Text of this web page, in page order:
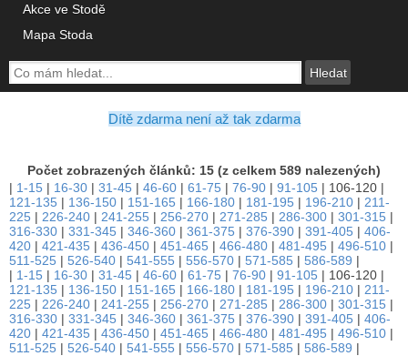
Akce ve Stodě
Mapa Stoda
Dítě zdarma není až tak zdarma
Počet zobrazených článků: 15 (z celkem 589 nalezených)
| 1-15 | 16-30 | 31-45 | 46-60 | 61-75 | 76-90 | 91-105 | 106-120 |
121-135 | 136-150 | 151-165 | 166-180 | 181-195 | 196-210 | 211-
225 | 226-240 | 241-255 | 256-270 | 271-285 | 286-300 | 301-315 |
316-330 | 331-345 | 346-360 | 361-375 | 376-390 | 391-405 | 406-
420 | 421-435 | 436-450 | 451-465 | 466-480 | 481-495 | 496-510 |
511-525 | 526-540 | 541-555 | 556-570 | 571-585 | 586-589 |
| 1-15 | 16-30 | 31-45 | 46-60 | 61-75 | 76-90 | 91-105 | 106-120 |
121-135 | 136-150 | 151-165 | 166-180 | 181-195 | 196-210 | 211-
225 | 226-240 | 241-255 | 256-270 | 271-285 | 286-300 | 301-315 |
316-330 | 331-345 | 346-360 | 361-375 | 376-390 | 391-405 | 406-
420 | 421-435 | 436-450 | 451-465 | 466-480 | 481-495 | 496-510 |
511-525 | 526-540 | 541-555 | 556-570 | 571-585 | 586-589 |